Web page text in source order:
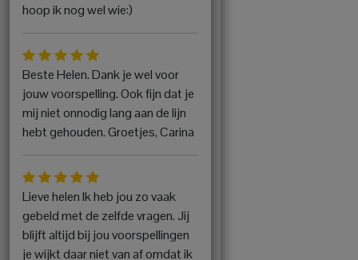
hoop ik nog wel wie:)
Beste Helen. Dank je wel voor
jouw voorspelling. Ook fijn dat je
mij niet onnodig lang aan de lijn
hebt gehouden. Groetjes, Carina
Lieve helen Ik heb jou zo vaak
gebeld met de zelfde vragen. Jij
blijft altijd bij jou voorspellingen
je wijkt daar niet van af omdat ik